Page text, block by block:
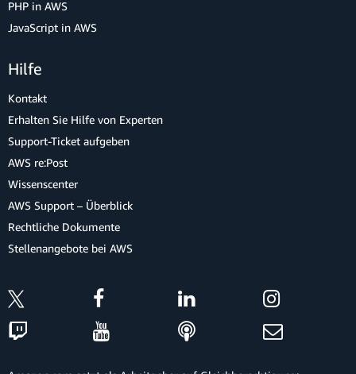
PHP in AWS
JavaScript in AWS
Hilfe
Kontakt
Erhalten Sie Hilfe von Experten
Support-Ticket aufgeben
AWS re:Post
Wissenscenter
AWS Support – Überblick
Rechtliche Dokumente
Stellenangebote bei AWS